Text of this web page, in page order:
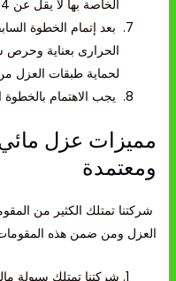
الخاصة بها لا يقل عن 4 ملم.
بعد إتمام الخطوة
الحرارى بعناية وحرص
لحماية طبقات العزل
يجب الاهتمام
مميزات عزل
ومعتمدة
شركتنا تمتلك الكثير من
العزل ومن ضمن هذه
شركتنا تمتلك سيولة